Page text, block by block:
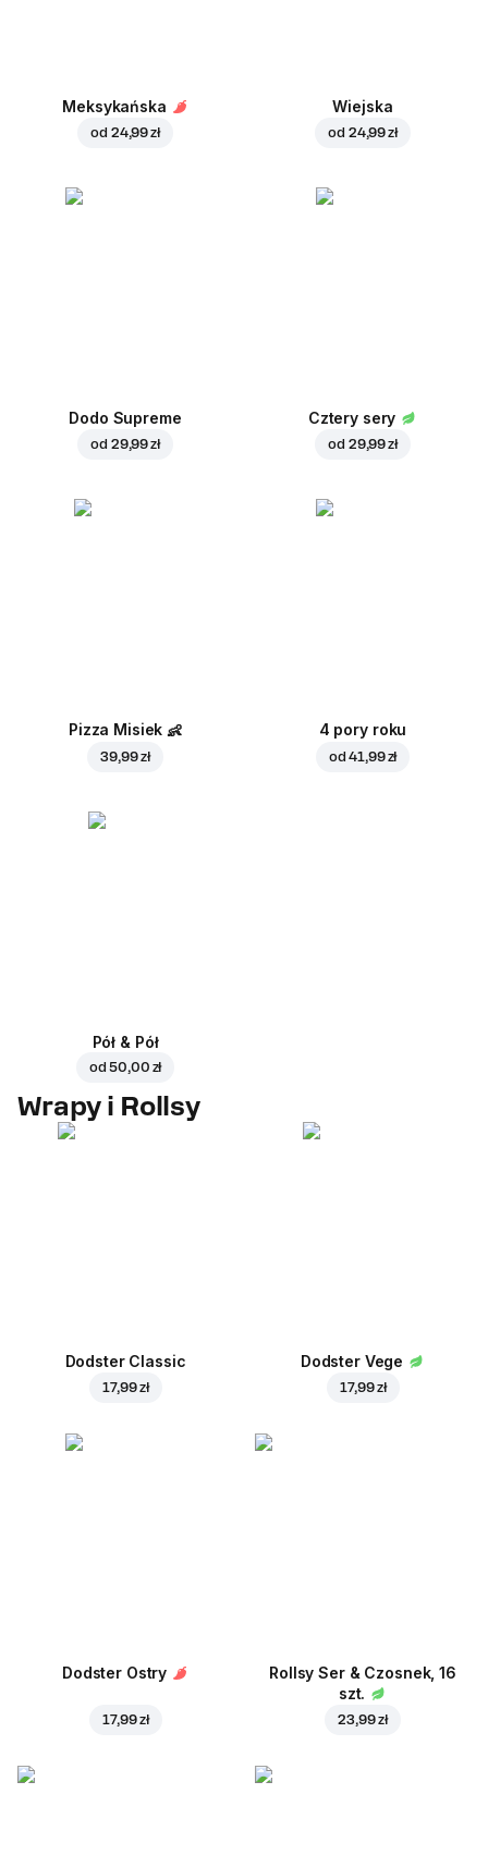
Meksykańska
od 24,99 zł
Wiejska
od 24,99 zł
Dodo Supreme
od 29,99 zł
Cztery sery
od 29,99 zł
Pizza Misiek 👶
39,99 zł
4 pory roku
od41,99 zł
Pół & Pół
od50,00 zł
Wrapy i Rollsy
Dodster Classic
17,99 zł
Dodster Vege
17,99 zł
Dodster Ostry
17,99 zł
Rollsy Ser & Czosnek, 16
szt.
23,99 zł